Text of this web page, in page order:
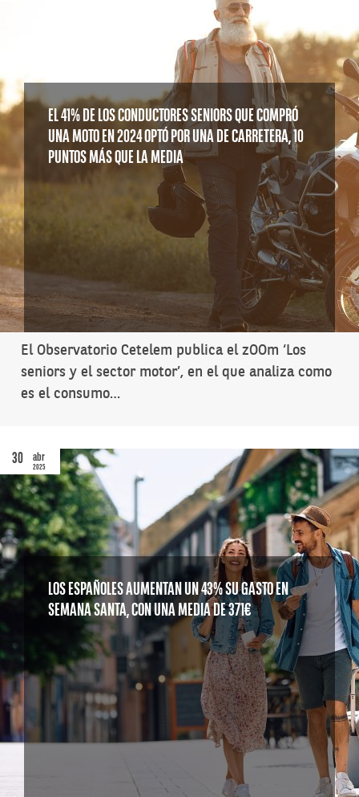
EL 41% DE LOS CONDUCTORES SENIORS QUE COMPRÓ
UNA MOTO EN 2024 OPTÓ POR UNA DE CARRETERA, 10
PUNTOS MÁS QUE LA MEDIA
El Observatorio Cetelem publica el zOOm ‘Los
seniors y el sector motor’, en el que analiza como
es el consumo…
30 abr
2025
LOS ESPAÑOLES AUMENTAN UN 43% SU GASTO EN
SEMANA SANTA, CON UNA MEDIA DE 371€